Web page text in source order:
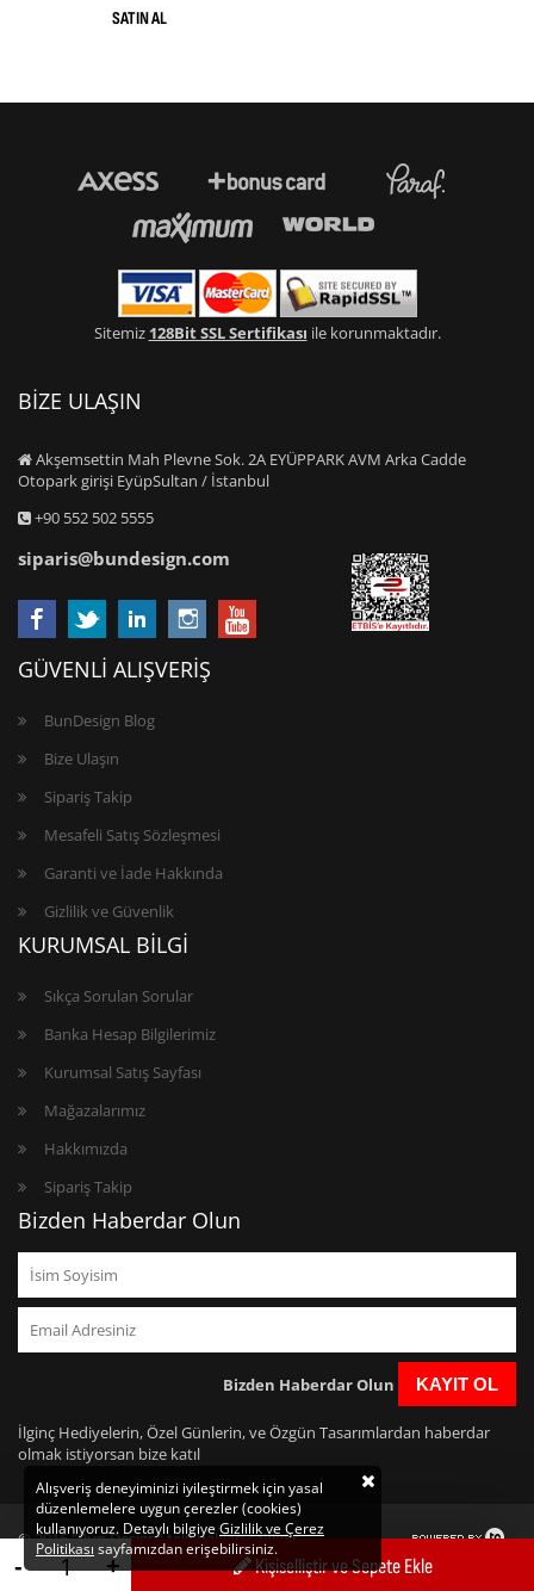
- + Kişiselliştir ve Sepete Ekle
Sitemiz 128Bit SSL Sertifikası ile korunmaktadır.
BİZE ULAŞIN
Akşemsettin Mah Plevne Sok. 2A EYÜPPARK AVM Arka Cadde
Otopark girişi EyüpSultan / İstanbul
+90 552 502 5555
siparis@bundesign.com
GÜVENLİ ALIŞVERİŞ
BunDesign Blog
Bize Ulaşın
Sipariş Takip
Mesafeli Satış Sözleşmesi
Garanti ve İade Hakkında
Gizlilik ve Güvenlik
KURUMSAL BİLGİ
Sıkça Sorulan Sorular
Banka Hesap Bilgilerimiz
Kurumsal Satış Sayfası
Mağazalarımız
Hakkımızda
Sipariş Takip
Bizden Haberdar Olun
Bizden Haberdar Olun KAYIT OL
İlginç Hediyelerin, Özel Günlerin, ve Özgün Tasarımlardan haberdar
olmak istiyorsan bize katıl
© 2016 "Bun Design" telif hakları saklıdır.
https://www.bundesign.com/
Alışveriş deneyiminizi iyileştirmek için yasal
düzenlemelere uygun çerezler (cookies)
kullanıyoruz. Detaylı bilgiyeGizlilik ve Çerez
Politikası sayfamızdan erişebilirsiniz.